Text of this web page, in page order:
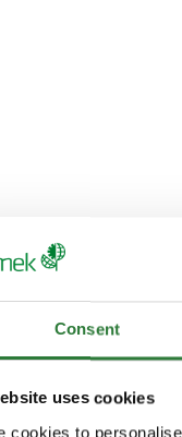
Consent
uses cookies
cookies to